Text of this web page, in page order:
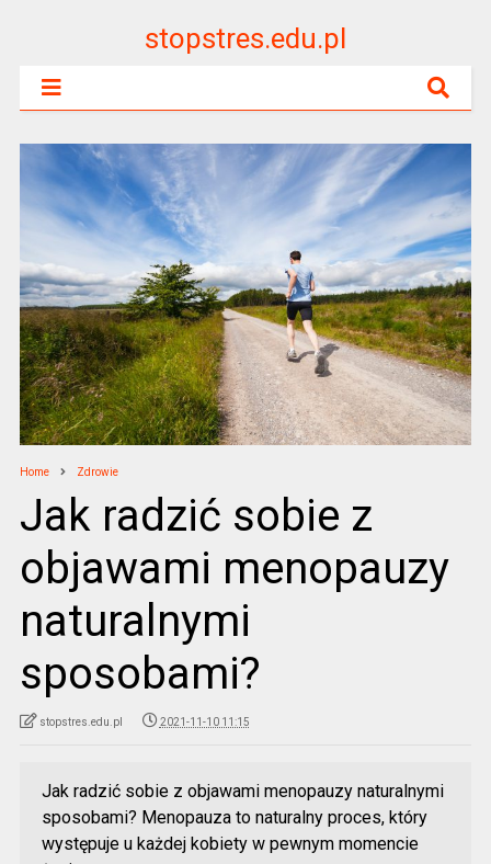
stopstres.edu.pl
Home Zdrowie
Jak radzić sobie z
objawami menopauzy
naturalnymi
sposobami?
stopstres.edu.pl 2021-11-10 11:15
Jak radzić sobie z objawami menopauzy naturalnymi
sposobami? Menopauza to naturalny proces, który
występuje u każdej kobiety w pewnym momencie